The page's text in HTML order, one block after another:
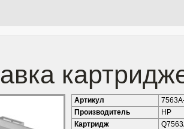
Артикул
Производитель
HP
Картридж